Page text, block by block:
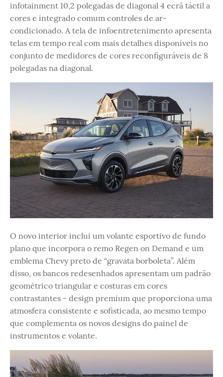
infotainment 10,2 polegadas de diagonal 4 ecrã táctil a
cores e integrado comum controles de ar-
condicionado. A tela de infoentretenimento apresenta
telas em tempo real com mais detalhes disponíveis no
conjunto de medidores de cores reconfiguráveis ​​de 8
polegadas na diagonal.
O novo interior inclui um volante esportivo de fundo
plano que incorpora o remo Regen on Demand e um
emblema Chevy preto de “gravata borboleta”. Além
disso, os bancos redesenhados apresentam um padrão
geométrico triangular e costuras em cores
contrastantes - design premium que proporciona uma
atmosfera consistente e sofisticada, ao mesmo tempo
que complementa os novos designs do painel de
instrumentos e volante.